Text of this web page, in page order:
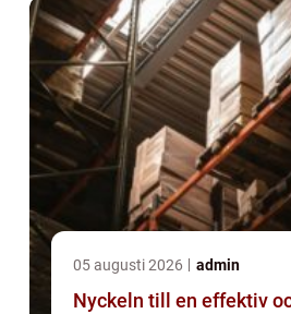
05 augusti 2026 admin
Nyckeln till en effektiv